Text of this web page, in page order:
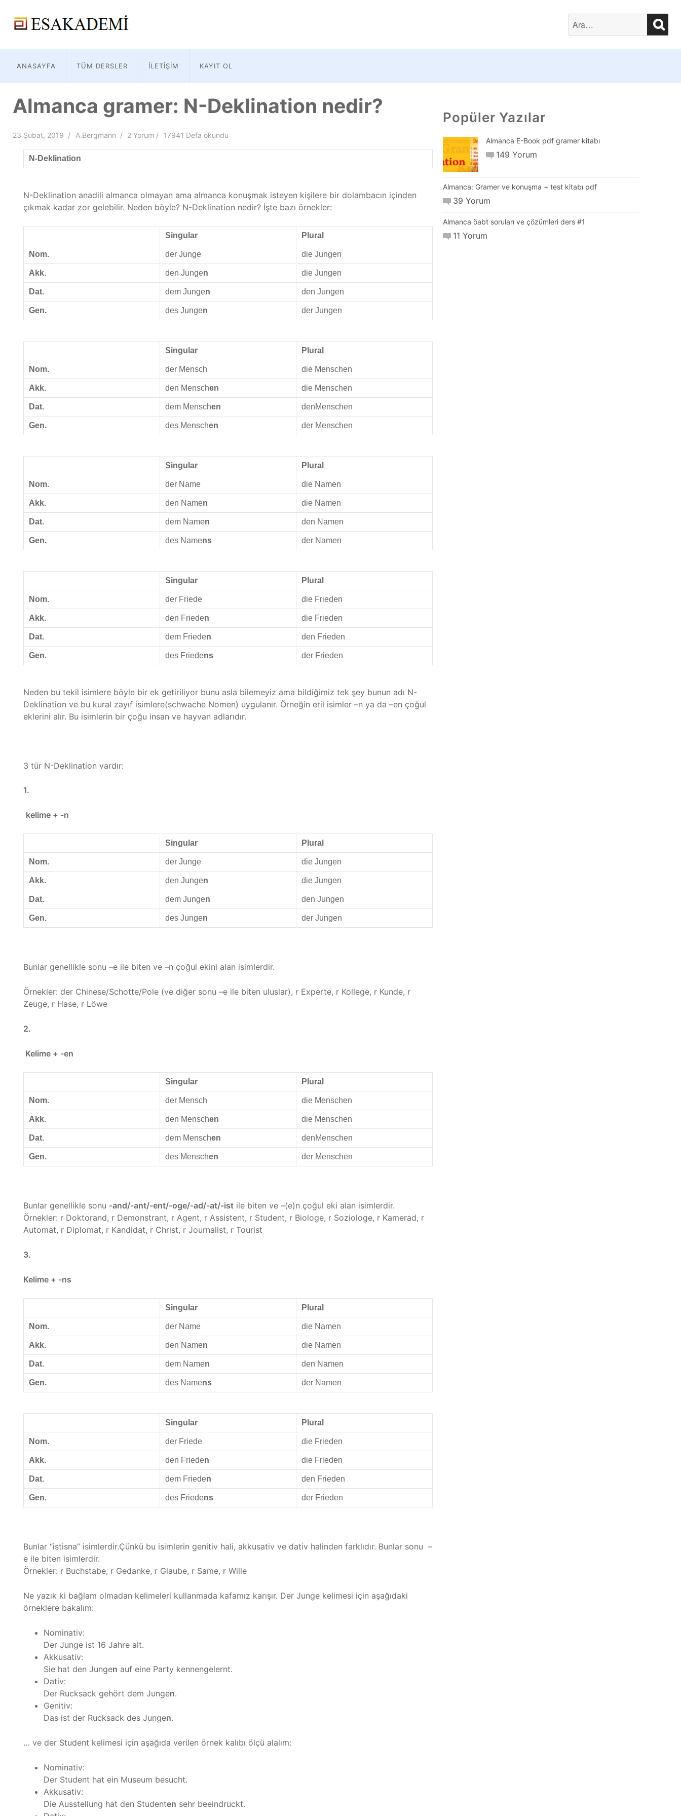
for:
ANASAYFA TÜM DERSLER İLETIŞIM KAYIT OL
Almanca gramer: N-Deklination nedir?
23 Şubat, 2019 A.Bergmann 2 Yorum 17941 Defa okundu
N-Deklination
N-Deklination anadili almanca olmayan ama almanca konuşmak isteyen kişilere bir dolambacın içinden
çıkmak kadar zor gelebilir. Neden böyle? N-Deklination nedir? İşte bazı örnekler:
Singular Plural
Nom. der Junge die Jungen
Akk. den Jungen die Jungen
Dat. dem Jungen den Jungen
Gen. des Jungen der Jungen
Singular Plural
Nom. der Mensch die Menschen
Akk. den Menschen die Menschen
Dat. dem Menschen denMenschen
Gen. des Menschen der Menschen
Singular Plural
Nom. der Name die Namen
Akk. den Namen die Namen
Dat. dem Namen den Namen
Gen. des Namens der Namen
Singular Plural
Nom. der Friede die Frieden
Akk. den Frieden die Frieden
Dat. dem Frieden den Frieden
Gen. des Friedens der Frieden
Neden bu tekil isimlere böyle bir ek getiriliyor bunu asla bilemeyiz ama bildiğimiz tek şey bunun adı N-
Deklination ve bu kural zayıf isimlere(schwache Nomen) uygulanır. Örneğin eril isimler –n ya da –en çoğul
eklerini alır. Bu isimlerin bir çoğu insan ve hayvan adlarıdır.
3 tür N-Deklination vardır:
1.
kelime + -n
Singular Plural
Nom. der Junge die Jungen
Akk. den Jungen die Jungen
Dat. dem Jungen den Jungen
Gen. des Jungen der Jungen
Bunlar genellikle sonu –e ile biten ve –n çoğul ekini alan isimlerdir.
Örnekler: der Chinese/Schotte/Pole (ve diğer sonu –e ile biten uluslar), r Experte, r Kollege, r Kunde, r
Zeuge, r Hase, r Löwe
2.
Kelime + -en
Singular Plural
Nom. der Mensch die Menschen
Akk. den Menschen die Menschen
Dat. dem Menschen denMenschen
Gen. des Menschen der Menschen
Bunlar genellikle sonu -and/-ant/-ent/-oge/-ad/-at/-istile biten ve –(e)n çoğul eki alan isimlerdir.
Örnekler: r Doktorand, r Demonstrant, r Agent, r Assistent, r Student, r Biologe, r Soziologe, r Kamerad, r
Automat, r Diplomat, r Kandidat, r Christ, r Journalist, r Tourist
3.
Kelime + -ns
Singular Plural
Nom. der Name die Namen
Akk. den Namen die Namen
Dat. dem Namen den Namen
Gen. des Namens der Namen
Singular Plural
Nom. der Friede die Frieden
Akk. den Frieden die Frieden
Dat. dem Frieden den Frieden
Gen. des Friedens der Frieden
Bunlar “istisna” isimlerdir.Çünkü bu isimlerin genitiv hali, akkusativ ve dativ halinden farklıdır. Bunlar sonu –
e ile biten isimlerdir.
Örnekler: r Buchstabe, r Gedanke, r Glaube, r Same, r Wille
Ne yazık ki bağlam olmadan kelimeleri kullanmada kafamız karışır. Der Junge kelimesi için aşağıdaki
örneklere bakalım:
Nominativ:
Der Junge ist 16 Jahre alt.
Akkusativ:
Sie hat den Jungen auf eine Party kennengelernt.
Dativ:
Der Rucksack gehört dem Jungen.
Genitiv:
Das ist der Rucksack des Jungen.
… ve der Student kelimesi için aşağıda verilen örnek kalıbı ölçü alalım:
Nominativ:
Der Student hat ein Museum besucht.
Akkusativ:
Die Ausstellung hat den Studenten sehr beeindruckt.
Popüler Yazılar
Almanca E-Book pdf gramer kitabı
149 Yorum
Almanca: Gramer ve konuşma + test kitabı pdf
39 Yorum
Almanca öabt soruları ve çözümleri ders #1
11 Yorum